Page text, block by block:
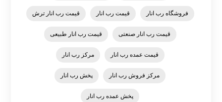
فروشگاه رب انار قیمت رب انار قیمت رب انار ترش
قیمت رب انار صنعتی قیمت رب انار طبیعی
قیمت عمده رب انار مرکز رب انار
مرکز فروش رب انار پخش رب انار
پخش عمده رب انار